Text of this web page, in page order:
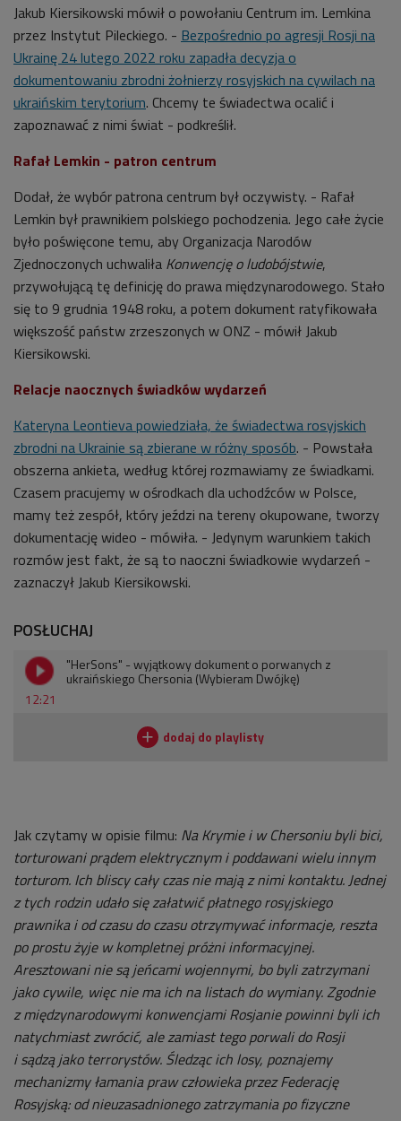
Jakub Kiersikowski mówił o powołaniu Centrum im. Lemkina
przez Instytut Pileckiego. - Bezpośrednio po agresji Rosji na
Ukrainę 24 lutego 2022 roku zapadła decyzja o
dokumentowaniu zbrodni żołnierzy rosyjskich na cywilach na
ukraińskim terytorium. Chcemy te świadectwa ocalić i
zapoznawać z nimi świat - podkreślił.
Rafał Lemkin - patron centrum
Dodał, że wybór patrona centrum był oczywisty. - Rafał
Lemkin był prawnikiem polskiego pochodzenia. Jego całe życie
było poświęcone temu, aby Organizacja Narodów
Zjednoczonych uchwaliła Konwencję o ludobójstwie,
przywołującą tę definicję do prawa międzynarodowego. Stało
się to 9 grudnia 1948 roku, a potem dokument ratyfikowała
większość państw zrzeszonych w ONZ - mówił Jakub
Kiersikowski.
Relacje naocznych świadków wydarzeń
Kateryna Leontieva powiedziała, że świadectwa rosyjskich
zbrodni na Ukrainie są zbierane w różny sposób. - Powstała
obszerna ankieta, według której rozmawiamy ze świadkami.
Czasem pracujemy w ośrodkach dla uchodźców w Polsce,
mamy też zespół, który jeździ na tereny okupowane, tworzy
dokumentację wideo - mówiła. - Jedynym warunkiem takich
rozmów jest fakt, że są to naoczni świadkowie wydarzeń -
zaznaczył Jakub Kiersikowski.
POSŁUCHAJ
12:21
"HerSons" - wyjątkowy dokument o porwanych z
ukraińskiego Chersonia (Wybieram Dwójkę)
Jak czytamy w opisie filmu: Na Krymie i w Chersoniu byli bici,
torturowani prądem elektrycznym i poddawani wielu innym
torturom. Ich bliscy cały czas nie mają z nimi kontaktu. Jednej
z tych rodzin udało się załatwić płatnego rosyjskiego
prawnika i od czasu do czasu otrzymywać informacje, reszta
po prostu żyje w kompletnej próżni informacyjnej.
Aresztowani nie są jeńcami wojennymi, bo byli zatrzymani
jako cywile, więc nie ma ich na listach do wymiany. Zgodnie
z międzynarodowymi konwencjami Rosjanie powinni byli ich
natychmiast zwrócić, ale zamiast tego porwali do Rosji
i sądzą jako terrorystów. Śledząc ich losy, poznajemy
mechanizmy łamania praw człowieka przez Federację
Rosyjską: od nieuzasadnionego zatrzymania po fizyczne